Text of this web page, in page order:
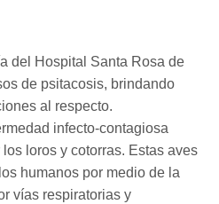
del Hospital Santa Rosa de
de psitacosis, brindando
al respecto.
infecto-contagiosa
loros y cotorras. Estas aves
humanos por medio de la
vías respiratorias y